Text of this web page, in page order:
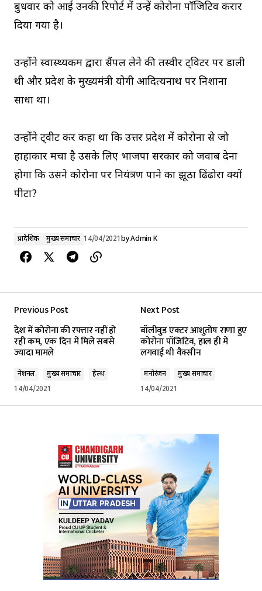
बुधवार को आई उनकी रिपोर्ट में उन्हें कोरोना पॉजिटिव करार
दिया गया है।
उन्होंने स्वास्थ्यकर्मी द्वारा सैंपल लेने की तस्वीर ट्विटर पर डाली
थी और प्रदेश के मुख्यमंत्री योगी आदित्यनाथ पर निशाना
साधा था।
उन्होंने ट्वीट कर कहा था कि उत्तर प्रदेश में कोरोना से जो
हाहाकार मचा है उसके लिए भाजपा सरकार को जवाब देना
होगा कि उसने कोरोना पर नियंत्रण पाने का झूठा ढिंढोरा क्यों
पीटा?
प्रादेशिक मुख्य समाचार 14/04/2021byAdmin K
Previous Post
देश में कोरोना की रफ्तार नहीं हो
रही कम, एक दिन में मिले सबसे
ज्यादा मामले
नेशनल मुख्य समाचार
हेल्थ
14/04/2021
Next Post
बॉलीवुड एक्टर आशुतोष राणा हुए
कोरोना पॉजिटिव, हाल ही में
लगवाई थी वैक्सीन
मनोरंजन
मुख्य समाचार
14/04/2021